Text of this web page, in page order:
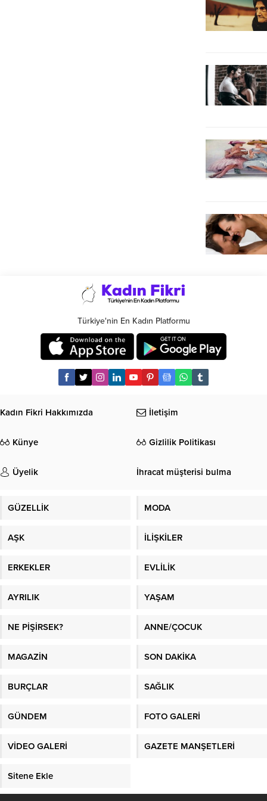
Türkiye'nin En Kadın Platformu
Kadın Fikri Hakkımızda İletişim
Künye Gizlilik Politikası
Üyelik İhracat müşterisi bulma
GÜZELLİK MODA
AŞK İLİŞKİLER
ERKEKLER EVLİLİK
AYRILIK YAŞAM
NE PİŞİRSEK? ANNE/ÇOCUK
MAGAZİN SON DAKİKA
BURÇLAR SAĞLIK
GÜNDEM FOTO GALERİ
VİDEO GALERİ GAZETE MANŞETLERİ
Sitene Ekle